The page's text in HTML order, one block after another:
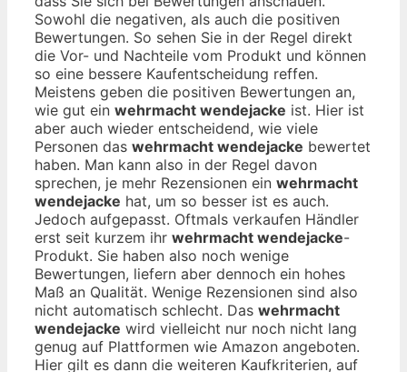
Sowohl die negativen, als auch die positiven
Bewertungen. So sehen Sie in der Regel direkt
die Vor- und Nachteile vom Produkt und können
so eine bessere Kaufentscheidung reffen.
Meistens geben die positiven Bewertungen an,
wie gut ein wehrmacht wendejacke ist. Hier ist
aber auch wieder entscheidend, wie viele
Personen das wehrmacht wendejacke bewertet
haben. Man kann also in der Regel davon
sprechen, je mehr Rezensionen ein wehrmacht
wendejacke hat, um so besser ist es auch.
Jedoch aufgepasst. Oftmals verkaufen Händler
erst seit kurzem ihr wehrmacht wendejacke-
Produkt. Sie haben also noch wenige
Bewertungen, liefern aber dennoch ein hohes
Maß an Qualität. Wenige Rezensionen sind also
nicht automatisch schlecht. Das wehrmacht
wendejacke wird vielleicht nur noch nicht lang
genug auf Plattformen wie Amazon angeboten.
Hier gilt es dann die weiteren Kaufkriterien, auf